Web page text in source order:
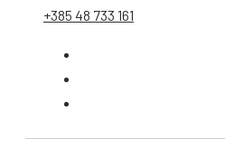
+385 48 733 161